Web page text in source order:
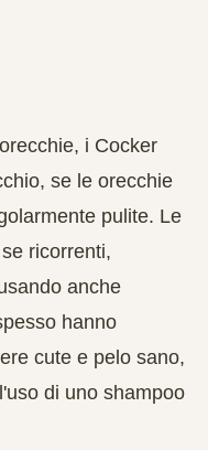
i Cocker
se le orecchie
pulite. Le
ricorrenti,
anche
hanno
cute e pelo sano,
di uno shampoo